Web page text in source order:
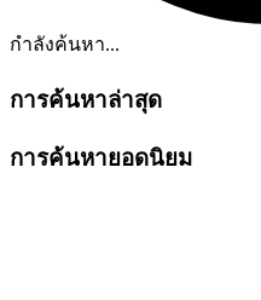
กำลังค้นหา...
การค้นหาล่าสุด
การค้นหายอดนิยม